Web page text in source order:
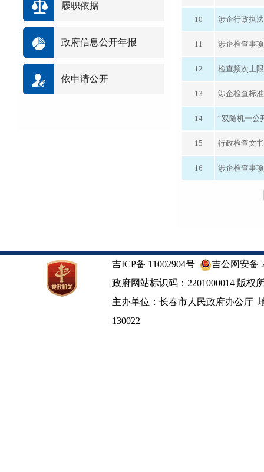
10 涉企行政执
11 涉企检查事
12 检查频次上限
13 涉企检查标准
14 “双随机一公
15 行政检查文
16 涉企检查事
履职依据
政府信息公开年报
依申请公开